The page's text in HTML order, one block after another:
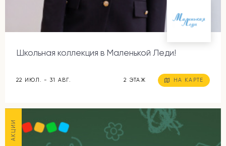
Школьная коллекция в Маленькой Леди!
22 ИЮЛ. - 31 АВГ. 2 ЭТАЖ НА КАРТЕ
АКЦИИ